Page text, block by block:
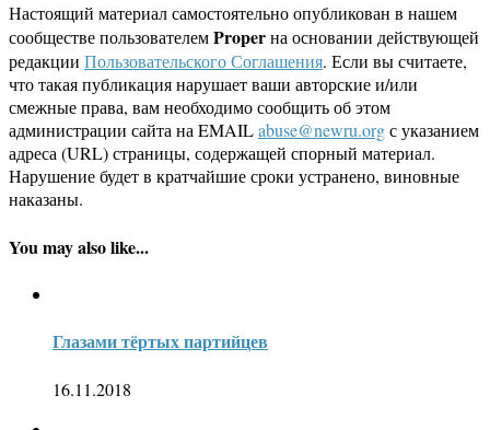
Настоящий материал самостоятельно опубликован в нашем
сообществе пользователемProperна основании действующей
редакции Пользовательского Соглашения. Если вы считаете,
что такая публикация нарушает ваши авторские и/или
смежные права, вам необходимо сообщить об этом
администрации сайта на EMAILabuse@newru.orgс указанием
адреса (URL) страницы, содержащей спорный материал.
Нарушение будет в кратчайшие сроки устранено, виновные
наказаны.
You may also like...
Глазами тёртых партийцев
16.11.2018